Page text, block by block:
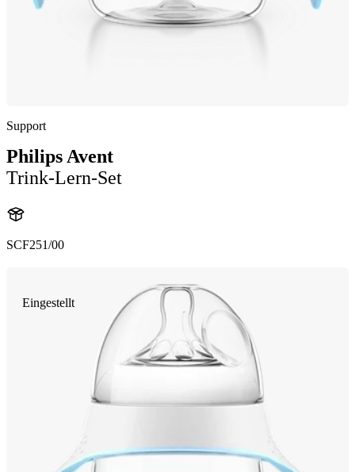
Support
Philips Avent
Trink-Lern-Set
SCF251/00
Eingestellt